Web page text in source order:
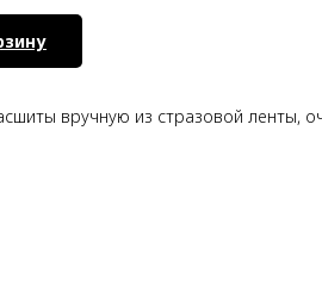
вручную из стразовой ленты,